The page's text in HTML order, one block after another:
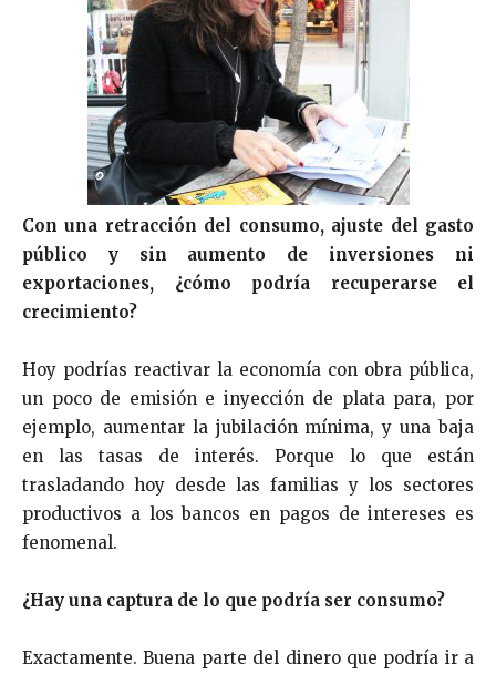
Con una retracción del consumo, ajuste del gasto
público y sin aumento de inversiones ni
exportaciones, ¿cómo podría recuperarse el
crecimiento?
Hoy podrías reactivar la economía con obra pública,
un poco de emisión e inyección de plata para, por
ejemplo, aumentar la jubilación mínima, y una baja
en las tasas de interés. Porque lo que están
trasladando hoy desde las familias y los sectores
productivos a los bancos en pagos de intereses es
fenomenal.
¿Hay una captura de lo que podría ser consumo?
Exactamente. Buena parte del dinero que podría ir a